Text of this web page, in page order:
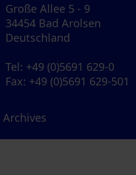
Große Allee 5 - 9
34454 Bad Arolsen
Deutschland
Tel: +49 (0)5691 629-0
Fax: +49 (0)5691 629-501